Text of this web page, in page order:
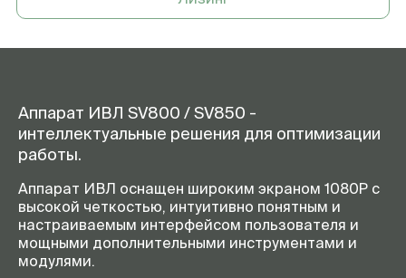
дисплей
диагональю 18 дюймов
Одновременное
до 5 кривых или 2 петель
5000 событий
Батарея
на 90 мин работы, с
Опции
высокопоточная
оксигенотерапия, компенсация
сопротивления дыхательной
трубки ATRC, инструмент PV
Аппарат ИВЛ SV800 / SV850 -
интеллектуальные решения для оптимизации
работы.
Аппарат ИВЛ оснащен широким экраном 1080P с
высокой четкостью, интуитивно понятным и
настраиваемым интерфейсом пользователя и
мощными дополнительными инструментами и
модулями.